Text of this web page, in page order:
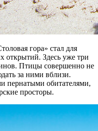
гора» стал для
открытий. Здесь уже три
Птицы совершенно не
за ними вблизи.
пернатыми обитателями,
просторы.